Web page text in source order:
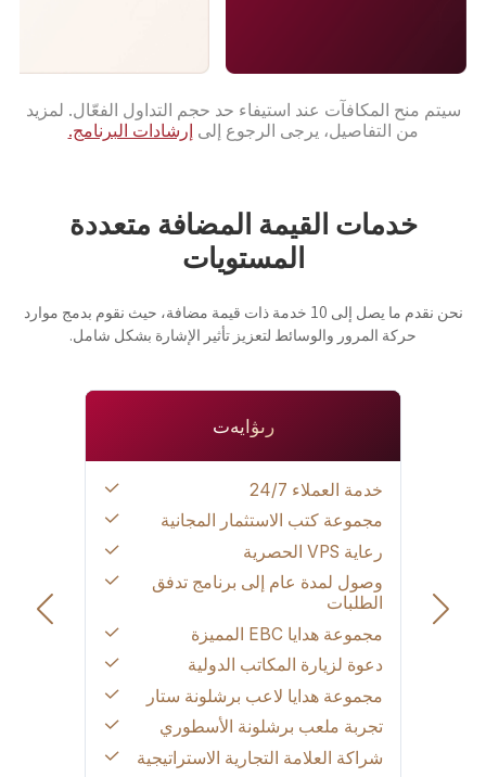
سيتم منح المكافآت عند استيفاء حد حجم التداول الفعّال. لمزيد
من التفاصيل، يرجى الرجوع إلى إرشادات البرنامج.
خدمات القيمة المضافة متعددة
المستويات
نحن نقدم ما يصل إلى 10 خدمة ذات قيمة مضافة، حيث نقوم بدمج موارد
حركة المرور والوسائط لتعزيز تأثير الإشارة بشكل شامل.
رىۋايەت
خدمة العملاء 24/7
مجموعة كتب الاستثمار المجانية
رعاية VPS الحصرية
وصول لمدة عام إلى برنامج تدفق
الطلبات
مجموعة هدايا EBC المميزة
دعوة لزيارة المكاتب الدولية
مجموعة هدايا لاعب برشلونة ستار
تجربة ملعب برشلونة الأسطوري
شراكة العلامة التجارية الاستراتيجية